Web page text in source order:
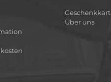
Über uns